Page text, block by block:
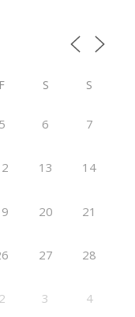
F S S
5 6 7
13 14
20 21
27 28
2 3 4